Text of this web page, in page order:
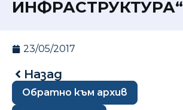
ИНФРАСТРУКТУРА“
23/05/2017
Назад
Обратно към архив